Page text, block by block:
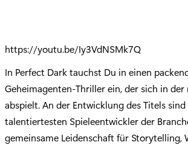
https://youtu.be/Iy3VdNSMk7Q
In Perfect Dark tauchst Du in einen
Geheimagenten-Thriller ein, der sich in
abspielt. An der Entwicklung des Titels
talentiertesten Spieleentwickler der
gemeinsame Leidenschaft für Storytelling,